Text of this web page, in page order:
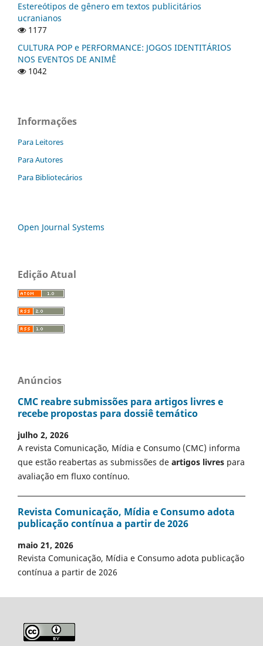
Estereótipos de gênero em textos publicitários
ucranianos
1177
CULTURA POP e PERFORMANCE: JOGOS IDENTITÁRIOS
NOS EVENTOS DE ANIMÊ
1042
Informações
Para Leitores
Para Autores
Para Bibliotecários
Open Journal Systems
Edição Atual
Anúncios
CMC reabre submissões para artigos livres e
recebe propostas para dossiê temático
julho 2, 2026
A revista Comunicação, Mídia e Consumo (CMC) informa
que estão reabertas as submissões de artigos livres para
avaliação em fluxo contínuo.
Revista Comunicação, Mídia e Consumo adota
publicação contínua a partir de 2026
maio 21, 2026
Revista Comunicação, Mídia e Consumo adota publicação
contínua a partir de 2026